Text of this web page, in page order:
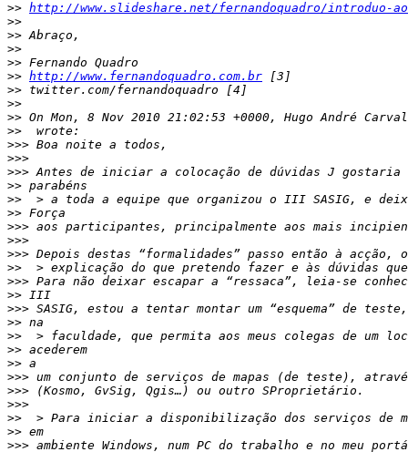
>> http://www.slideshare.net/fernandoquadro/introduo-
>>
>>
>>
>>
>> http://www.fernandoquadro.com.br
>>
>>
>>
>>
>>>
>>>
>>>
>>
>>
>>
>>>
>>>
>>>
>>
>>>
>>
>>>
>>
>>
>>
>>
>>>
>>>
>>>
>>
>>
>>>